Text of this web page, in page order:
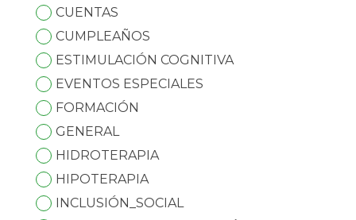
CUENTAS
CUMPLEAÑOS
ESTIMULACIÓN COGNITIVA
EVENTOS ESPECIALES
FORMACIÓN
GENERAL
HIDROTERAPIA
HIPOTERAPIA
INCLUSIÓN_SOCIAL